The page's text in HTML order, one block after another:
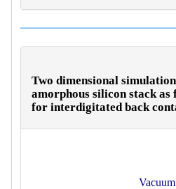
Two dimensional
amorphous silicon stack
for interdigitated back
Vacuum